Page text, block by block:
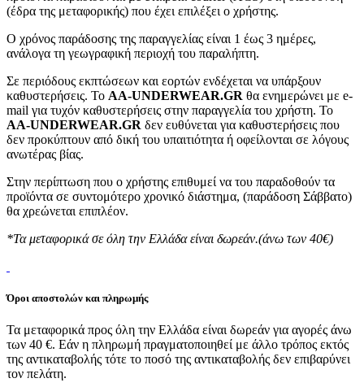
(έδρα της μεταφορικής) που έχει επιλέξει ο χρήστης.
Ο χρόνος παράδοσης της παραγγελίας είναι 1 έως 3 ημέρες,
ανάλογα τη γεωγραφική περιοχή του παραλήπτη.
Σε περιόδους εκπτώσεων και εορτών ενδέχεται να υπάρξουν
καθυστερήσεις. Το AA-UNDERWEAR.GR θα ενημερώνει με e-
mail για τυχόν καθυστερήσεις στην παραγγελία του χρήστη. Το
AA-UNDERWEAR.GR δεν ευθύνεται για καθυστερήσεις που
δεν προκύπτουν από δική του υπαιτιότητα ή οφείλονται σε λόγους
ανωτέρας βίας.
Στην περίπτωση που ο χρήστης επιθυμεί να του παραδοθούν τα
προϊόντα σε συντομότερο χρονικό διάστημα, (παράδοση Σάββατο)
θα χρεώνεται επιπλέον.
*Τα μεταφορικά σε όλη την Ελλάδα είναι δωρεάν.(άνω των 40€)
Όροι αποστολών και πληρωμής
Τα μεταφορικά προς όλη την Ελλάδα είναι δωρεάν για αγορές άνω
των 40 €. Εάν η πληρωμή πραγματοποιηθεί με άλλο τρόπος εκτός
της αντικαταβολής τότε το ποσό της αντικαταβολής δεν επιβαρύνει
τον πελάτη.